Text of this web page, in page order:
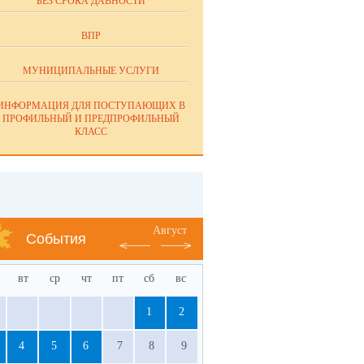
ВПР
МУНИЦИПАЛЬНЫЕ УСЛУГИ
ДЛЯ ПОСТУПАЮЩИХ В
ПРОФИЛЬНЫЙ И ПРЕДПРОФИЛЬНЫЙ
КЛАСС
События
Август
вт ср чт пт сб вс
1 2
4 5 6 7 8 9